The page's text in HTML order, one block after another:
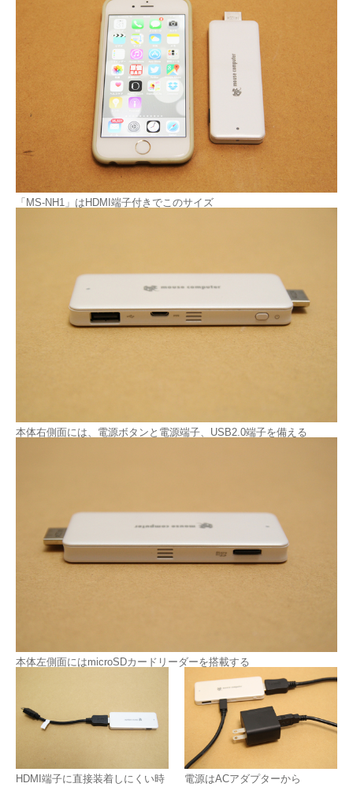
「MS-NH1」はHDMI端子付きでこのサイズ
本体右側面には、電源ボタンと電源端子、USB2.0端子を備える
本体左側面にはmicroSDカードリーダーを搭載する
HDMI端子に直接装着しにくい時
電源はACアダプターから